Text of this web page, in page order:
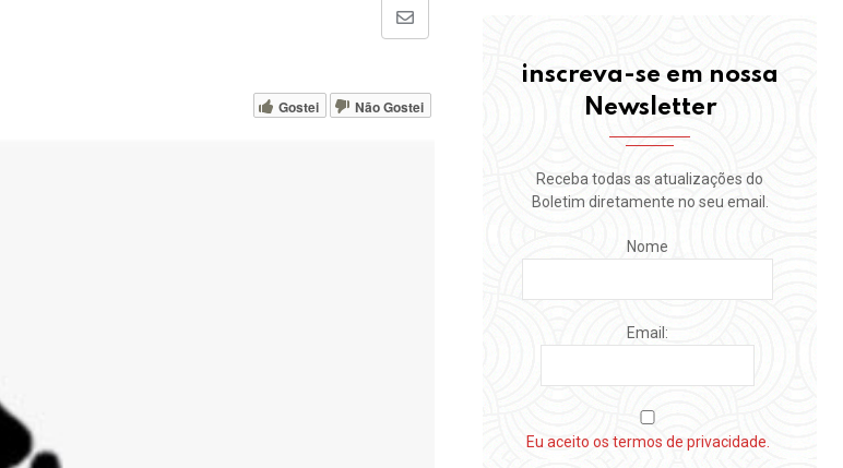
Share
Email
Gostei Não Gostei
inscreva-se em nossa
Newsletter
Receba todas as atualizações do
Boletim diretamente no seu email.
Nome
Email:
Eu aceito os termos de privacidade.